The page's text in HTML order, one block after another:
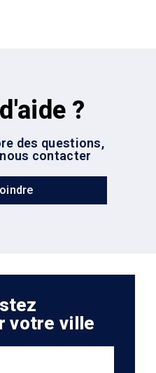
?
des questions,
contacter
votre ville